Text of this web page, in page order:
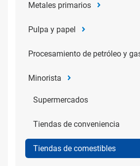
Metales primarios
Pulpa y papel
Procesamiento de petróleo y
Minorista
Supermercados
Tiendas de conveniencia
Tiendas de comestibles